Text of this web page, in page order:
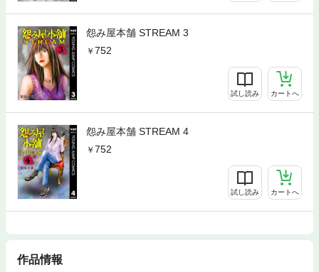
怨み屋本舗 STREAM 3
752
試し読み カートへ
怨み屋本舗 STREAM 4
752
試し読み カートへ
作品情報